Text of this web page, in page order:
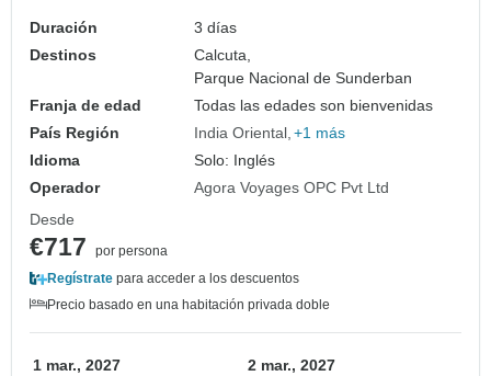
Duración
3 días
Destinos
Calcuta,
Parque Nacional de Sunderban
Franja de edad
Todas las edades son bienvenidas
País Región
India Oriental +1 más
Idioma
Solo: Inglés
Operador
Agora Voyages OPC Pvt Ltd
Desde
€717
por persona
Regístrate para acceder a los descuentos
Precio basado en una habitación privada doble
1 mar., 2027 2 mar., 2027